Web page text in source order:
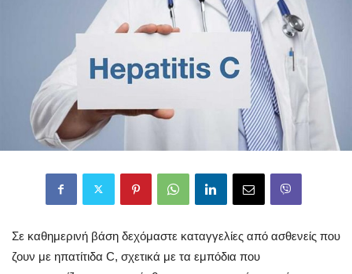
Σε καθημερινή βάση δεχόμαστε καταγγελίες από ασθενείς που
ζουν με ηπατίτιδα C, σχετικά με τα εμπόδια που